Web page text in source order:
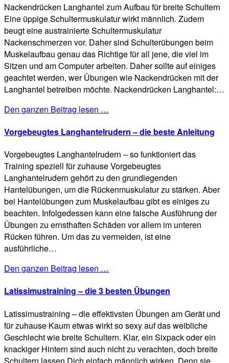
Nackendrücken Langhantel zum Aufbau für breite Schultern
Eine üppige Schultermuskulatur wirkt männlich. Zudem
beugt eine austrainierte Schultermuskulatur
Nackenschmerzen vor. Daher sind Schulterübungen beim
Muskelaufbau genau das Richtige für all jene, die viel im
Sitzen und am Computer arbeiten. Daher sollte auf einiges
geachtet werden, wer Übungen wie Nackendrücken mit der
Langhantel betreiben möchte. Nackendrücken Langhantel:…
Den ganzen Beitrag lesen …
Vorgebeugtes Langhantelrudern – die beste Anleitung
Vorgebeugtes Langhantelrudern – so funktioniert das
Training speziell für zuhause Vorgebeugtes
Langhantelrudern gehört zu den grundlegenden
Hantelübungen, um die Rückenmuskulatur zu stärken. Aber
bei Hantelübungen zum Muskelaufbau gibt es einiges zu
beachten. Infolgedessen kann eine falsche Ausführung der
Übungen zu ernsthaften Schäden vor allem im unteren
Rücken führen. Um das zu vermeiden, ist eine
ausführliche…
Den ganzen Beitrag lesen …
Latissimustraining – die 3 besten Übungen
Latissimustraining – die effektivsten Übungen am Gerät und
für zuhause Kaum etwas wirkt so sexy auf das weibliche
Geschlecht wie breite Schultern. Klar, ein Sixpack oder ein
knackiger Hintern sind auch nicht zu verachten, doch breite
Schultern lassen Dich einfach männlich wirken. Denn sie